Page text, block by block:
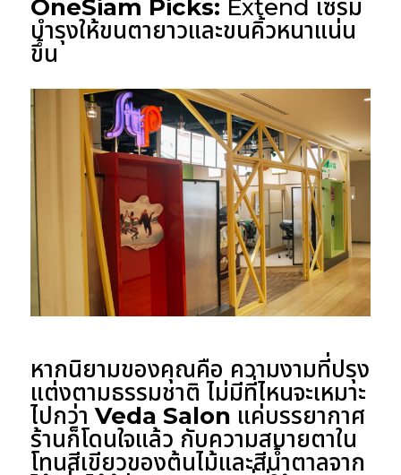
OneSiam Picks: Extend เซรั่ม
บำรุงให้ขนตายาวและขนคิ้วหนาแน่น
ขึ้น
หากนิยามของคุณคือ ความงามที่ปรุง
แต่งตามธรรมชาติ ไม่มีที่ไหนจะเหมาะ
ไปกว่า Veda Salon แค่บรรยากาศ
ร้านก็โดนใจแล้ว กับความสบายตาใน
โทนสีเขียวของต้นไม้และสีน้ำตาลจาก